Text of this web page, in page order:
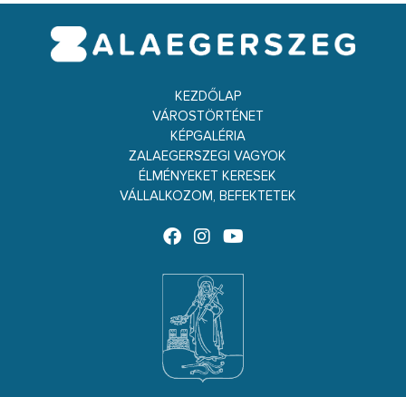
KEZDŐLAP
VÁROSTÖRTÉNET
KÉPGALÉRIA
ZALAEGERSZEGI VAGYOK
ÉLMÉNYEKET KERESEK
VÁLLALKOZOM, BEFEKTETEK